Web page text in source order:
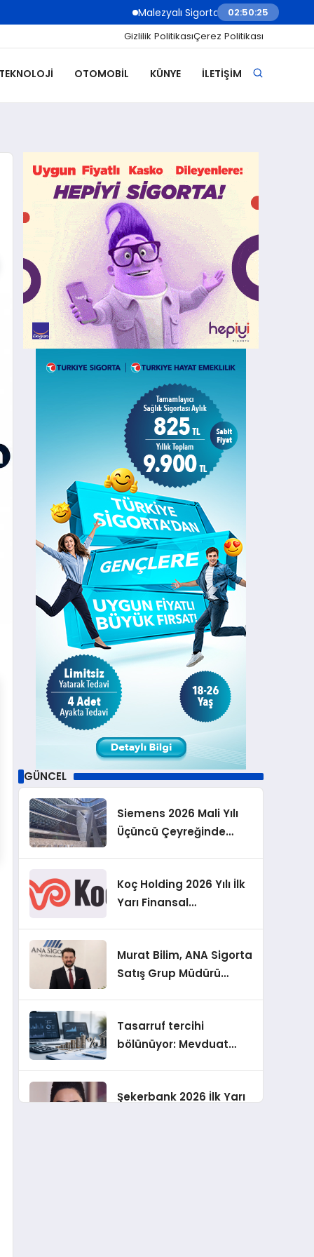
Malezyalı Sigorta Şirketleri Müşteri
02:50:27
Gizlilik PolitikasıÇerez Politikası
OTOMOBIL KÜNYE İLETIŞIM
GÜNCEL
Siemens 2026 Mali Yılı
Üçüncü Çeyreğinde
Beklentisi
Koç Holding 2026 Yılı İlk
Yarı Finansal
Murat Bilim, ANA Sigorta
Satış Grup Müdürü
Tasarruf tercihi
bölünüyor: Mevduat
tutuyor
Şekerbank 2026 İlk Yarı